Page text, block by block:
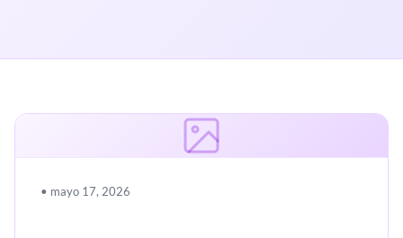
• mayo 17, 2026